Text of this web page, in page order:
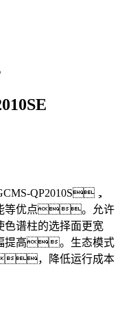
QP2010S，
等优点。允许
谱柱的选择面更宽
提高。生态模式
，降低运行成本